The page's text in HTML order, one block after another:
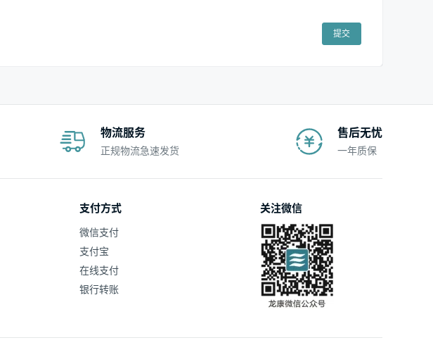
提交
物流服务
正规物流急速发货
售后无忧
一年质保
支付方式
微信支付
支付宝
在线支付
银行转账
关注微信